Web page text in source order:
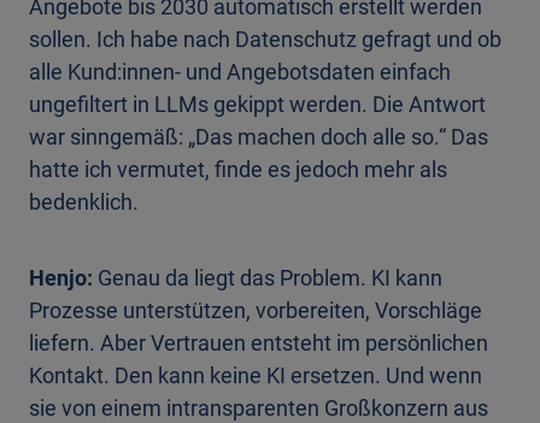
Angebote bis 2030 automatisch erstellt werden
sollen. Ich habe nach Datenschutz gefragt und ob
alle Kund:innen- und Angebotsdaten einfach
ungefiltert in LLMs gekippt werden. Die Antwort
war sinngemäß: „Das machen doch alle so.“ Das
hatte ich vermutet, finde es jedoch mehr als
bedenklich.
Henjo: Genau da liegt das Problem. KI kann
Prozesse unterstützen, vorbereiten, Vorschläge
liefern. Aber Vertrauen entsteht im persönlichen
Kontakt. Den kann keine KI ersetzen. Und wenn
sie von einem intransparenten Großkonzern aus